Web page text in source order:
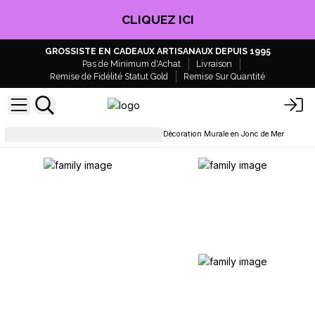
CLIQUEZ ICI
GROSSISTE EN CADEAUX ARTISANAUX DEPUIS 1995
Pas de Minimum d'Achat
Livraison
Remise de Fidélité Statut Gold
Remise Sur Quantité
Décoration Murale en Jonc de Mer